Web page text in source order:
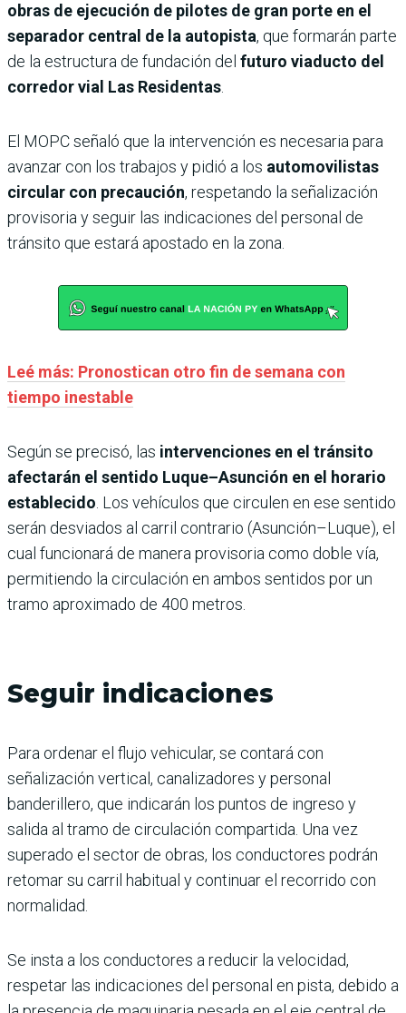
obras de ejecución de pilotes de gran porte en el
separador central de la autopista, que formarán parte
de la estructura de fundación del futuro viaducto del
corredor vial Las Residentas
El MOPC señaló que la intervención es necesaria para
avanzar con los trabajos y pidió a los automovilistas
circular con precaución, respetando la señalización
provisoria y seguir las indicaciones del personal de
tránsito que estará apostado en la zona.
Leé más: Pronostican otro fin de semana con
tiempo inestable
Según se precisó, las intervenciones en el tránsito
afectarán el sentido Luque–Asunción en el horario
establecido . Los vehículos que circulen en ese sentido
serán desviados al carril contrario (Asunción–Luque), el
cual funcionará de manera provisoria como doble vía,
permitiendo la circulación en ambos sentidos por un
tramo aproximado de 400 metros.
Seguir indicaciones
Para ordenar el flujo vehicular, se contará con
señalización vertical, canalizadores y personal
banderillero, que indicarán los puntos de ingreso y
salida al tramo de circulación compartida. Una vez
superado el sector de obras, los conductores podrán
retomar su carril habitual y continuar el recorrido con
normalidad.
Se insta a los conductores a reducir la velocidad,
respetar las indicaciones del personal en pista, debido a